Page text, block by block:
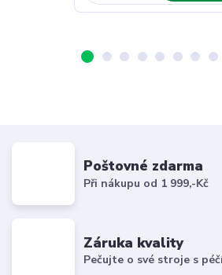
Poštovné zdarma
Při nákupu od 1 999,-Kč
Záruka kvality
Pečujte o své stroje s